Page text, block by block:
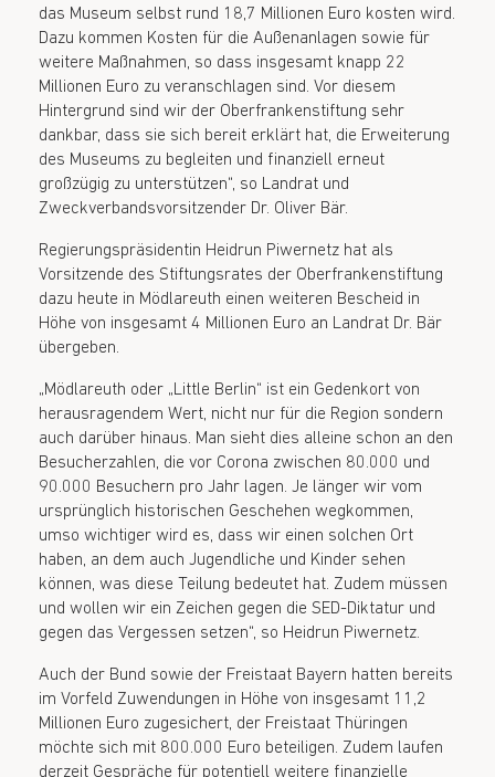
das Museum selbst rund 18,7 Millionen Euro kosten wird.
Dazu kommen Kosten für die Außenanlagen sowie für
weitere Maßnahmen, so dass insgesamt knapp 22
Millionen Euro zu veranschlagen sind. Vor diesem
Hintergrund sind wir der Oberfrankenstiftung sehr
dankbar, dass sie sich bereit erklärt hat, die Erweiterung
des Museums zu begleiten und finanziell erneut
großzügig zu unterstützen“, so Landrat und
Zweckverbandsvorsitzender Dr. Oliver Bär.
Regierungspräsidentin Heidrun Piwernetz hat als
Vorsitzende des Stiftungsrates der Oberfrankenstiftung
dazu heute in Mödlareuth einen weiteren Bescheid in
Höhe von insgesamt 4 Millionen Euro an Landrat Dr. Bär
übergeben.
„Mödlareuth oder „Little Berlin“ ist ein Gedenkort von
herausragendem Wert, nicht nur für die Region sondern
auch darüber hinaus. Man sieht dies alleine schon an den
Besucherzahlen, die vor Corona zwischen 80.000 und
90.000 Besuchern pro Jahr lagen. Je länger wir vom
ursprünglich historischen Geschehen wegkommen,
umso wichtiger wird es, dass wir einen solchen Ort
haben, an dem auch Jugendliche und Kinder sehen
können, was diese Teilung bedeutet hat. Zudem müssen
und wollen wir ein Zeichen gegen die SED-Diktatur und
gegen das Vergessen setzen“, so Heidrun Piwernetz.
Auch der Bund sowie der Freistaat Bayern hatten bereits
im Vorfeld Zuwendungen in Höhe von insgesamt 11,2
Millionen Euro zugesichert, der Freistaat Thüringen
möchte sich mit 800.000 Euro beteiligen. Zudem laufen
derzeit Gespräche für potentiell weitere finanzielle